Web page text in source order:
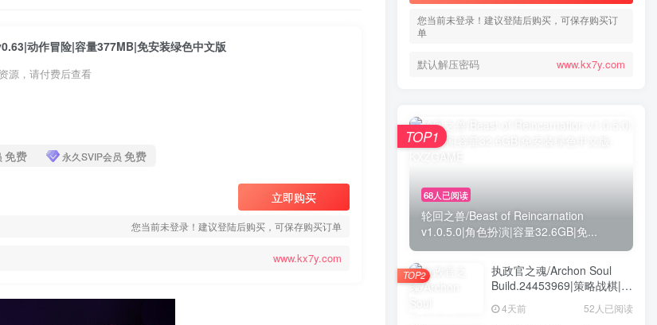
动作冒险|容量377MB|免安装绿色中文版
源，请付费后查看
免费 永久SVIP会员 免费
立即购买
您当前未登录！建议登陆后购买，可保存购买订单
www.kx7y.com
您当前未登录！建议登陆后购买，可保存购买订
单
默认解压密码 www.kx7y.com
68人已阅读
轮回之兽/Beast of Reincarnation
v1.0.5.0|角色扮演|容量32.6GB|免...
TOP1
执政官之魂/Archon Soul
Build.24453969|策略战棋|容
4天前 52人已阅读
TOP2